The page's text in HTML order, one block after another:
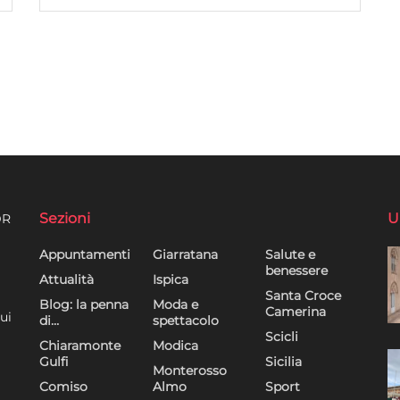
Sezioni
Appuntamenti
Attualità
Blog: la penna
di…
Chiaramonte
Gulfi
Comiso
Giarratana
Ispica
Moda e
spettacolo
Modica
Monterosso
Almo
Salute e
benessere
Santa Croce
Camerina
Scicli
Sicilia
Sport